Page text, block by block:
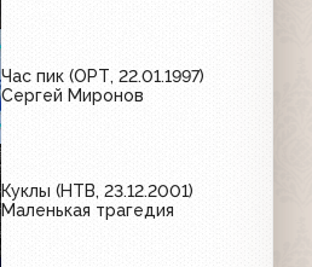
Час пик (ОРТ, 22.01.1997)
Сергей Миронов
Куклы (НТВ, 23.12.2001)
Маленькая трагедия